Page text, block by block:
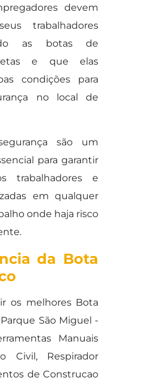
devem
trabalhadores
as botas de
e que elas
condições para
no local de
são um
para garantir
trabalhadores e
em qualquer
onde haja risco
da Bota
os melhores Bota
São Miguel -
Manuais
Civil, Respirador
de Construcao